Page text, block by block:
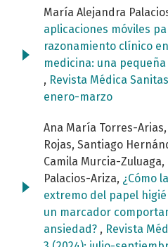
María Alejandra
aplicaciones móviles
razonamiento clínico
medicina: una
, Revista Médica
enero-marzo
Ana María Torres-
Rojas, Santiago
Camila Murcia-
Palacios-Ariza, ¿Cómo
extremo del papel
un marcador
ansiedad? , Revista